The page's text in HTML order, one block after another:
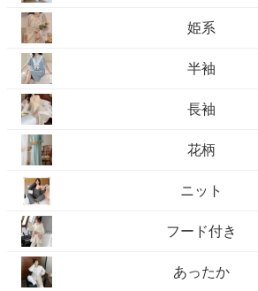
姫系
半袖
長袖
花柄
ニット
フード付き
あったか